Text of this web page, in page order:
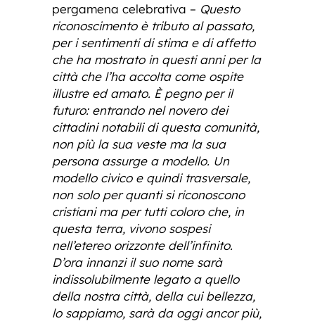
pergamena celebrativa – Questo
riconoscimento è tributo al passato,
per i sentimenti di stima e di affetto
che ha mostrato in questi anni per la
città che l’ha accolta come ospite
illustre ed amato. È pegno per il
futuro: entrando nel novero dei
cittadini notabili di questa comunità,
non più la sua veste ma la sua
persona assurge a modello. Un
modello civico e quindi trasversale,
non solo per quanti si riconoscono
cristiani ma per tutti coloro che, in
questa terra, vivono sospesi
nell’etereo orizzonte dell’infinito.
D’ora innanzi il suo nome sarà
indissolubilmente legato a quello
della nostra città, della cui bellezza,
lo sappiamo, sarà da oggi ancor più,